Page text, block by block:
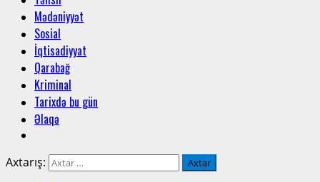
Mədəniyyət
Sosial
İqtisadiyyat
Qarabağ
Kriminal
Tarixdə bu gün
Əlaqə
Axtarış: